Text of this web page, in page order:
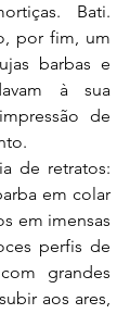
Bati.
por fim, um
barbas e
à sua
de
de retratos:
em colar
em imensas
perfis de
grandes
aos ares,